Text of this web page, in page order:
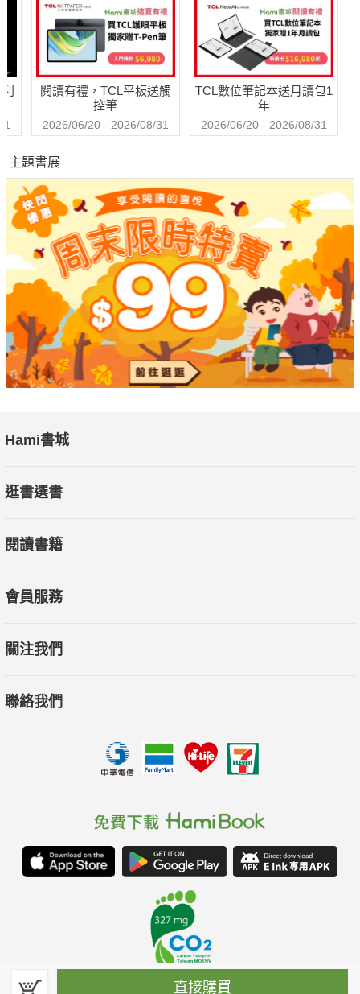
閱讀有禮，TCL平板送觸
控筆
2026/06/20 - 2026/08/31
TCL數位筆記本送月讀包1
年
2026/06/20 - 2026/08/31
直接購買
主題書展
Hami書城
逛書選書
閱讀書籍
會員服務
關注我們
聯絡我們